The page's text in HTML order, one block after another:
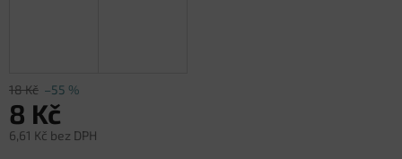
18 Kč –55 %
8 Kč
6,61 Kč bez DPH